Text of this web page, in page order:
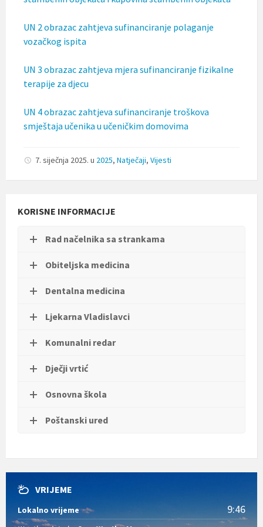
UN 2 obrazac zahtjeva sufinanciranje polaganje
vozačkog ispita
UN 3 obrazac zahtjeva mjera sufinanciranje fizikalne
terapije za djecu
UN 4 obrazac zahtjeva sufinanciranje troškova
smještaja učenika u učeničkim domovima
7. siječnja 2025. u 2025, Natječaji, Vijesti
KORISNE INFORMACIJE
Rad načelnika sa strankama
Obiteljska medicina
Dentalna medicina
Ljekarna Vladislavci
Komunalni redar
Dječji vrtić
Osnovna škola
Poštanski ured
VRIJEME
Lokalno vrijeme 9:46